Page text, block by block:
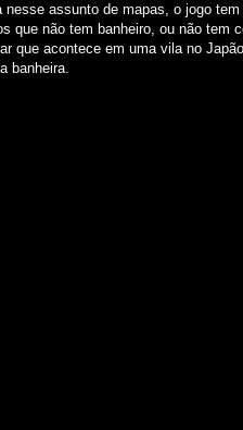
nesse assunto de mapas, o jogo
que não tem banheiro, ou não tem
que acontece em uma vila no
banheira.